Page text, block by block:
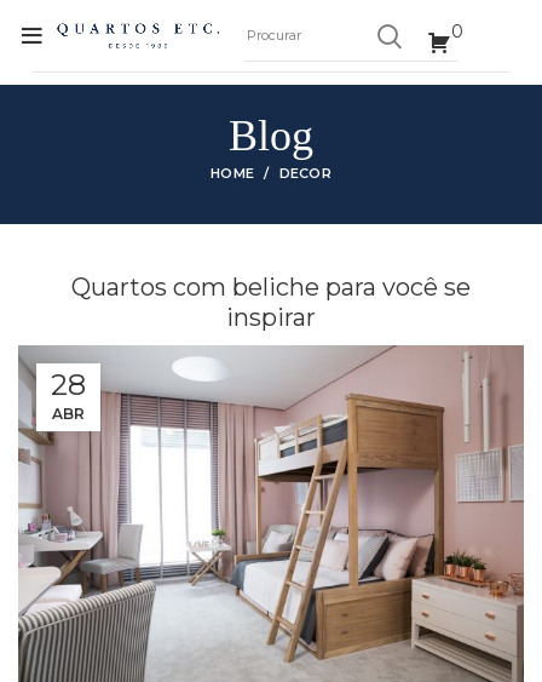
0
Blog
HOME DECOR
Quartos com beliche para você se
inspirar
28
ABR